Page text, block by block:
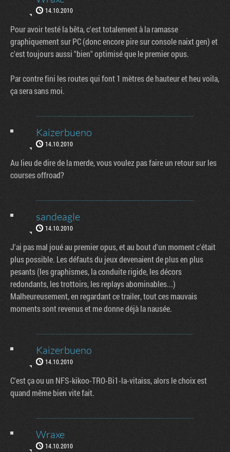
14.10.2010
Pour avoir testé la bêta, c'est totalement à la ramasse
graphiquement sur PC (donc encore pire sur console naixt gen) et
c'est toujours aussi "bien" optimisé que le premier opus.
Par contre fini les routes qui font 1 mètres de hauteur et heu voila,
ça sera sans moi.
Kaizerbueno
14.10.2010
Au lieu de dire de la merde, vous voulez pas faire un retour sur les
courses offroad?
sandeagle
14.10.2010
J'ai pas mal joué au premier opus, et au bout d'un moment c'était
plus possible. Les défauts du jeux devenaient de plus en plus
pesants (les graphismes, la conduite rigide, les décors
redondants, les trottoirs, les replays abominables...)
Malheureusement, en regardant ce trailer, tout ces mauvais
moments sont revenus et me donne déjà la nausée.
Kaizerbueno
14.10.2010
C'est ça ou un NFS-kikoo-TRO-Bi1-la-vitaiss, alors le choix est
quand même bien vite fait.
Wraxe
14.10.2010